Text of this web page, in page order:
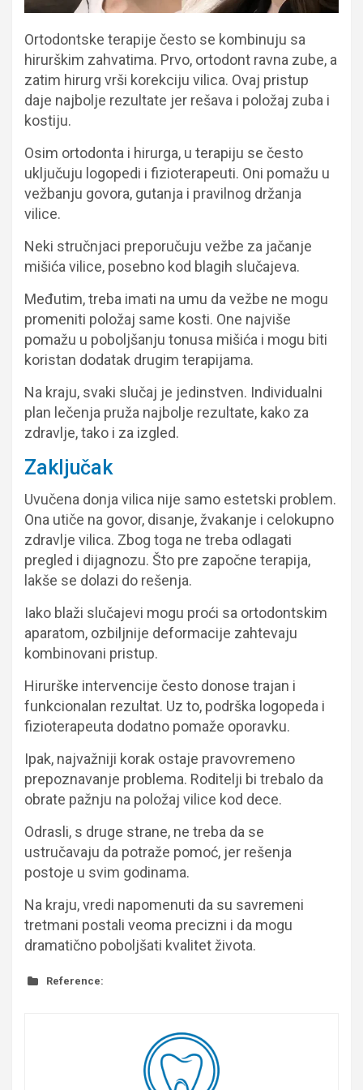
Ortodontske terapije često se kombinuju sa
hirurškim zahvatima. Prvo, ortodont ravna zube, a
zatim hirurg vrši korekciju vilica. Ovaj pristup
daje najbolje rezultate jer rešava i položaj zuba i
kostiju.
Osim ortodonta i hirurga, u terapiju se često
uključuju logopedi i fizioterapeuti. Oni pomažu u
vežbanju govora, gutanja i pravilnog držanja
vilice.
Neki stručnjaci preporučuju vežbe za jačanje
mišića vilice, posebno kod blagih slučajeva.
Međutim, treba imati na umu da vežbe ne mogu
promeniti položaj same kosti. One najviše
pomažu u poboljšanju tonusa mišića i mogu biti
koristan dodatak drugim terapijama.
Na kraju, svaki slučaj je jedinstven. Individualni
plan lečenja pruža najbolje rezultate, kako za
zdravlje, tako i za izgled.
Zaključak
Uvučena donja vilica nije samo estetski problem.
Ona utiče na govor, disanje, žvakanje i celokupno
zdravlje vilica. Zbog toga ne treba odlagati
pregled i dijagnozu. Što pre započne terapija,
lakše se dolazi do rešenja.
Iako blaži slučajevi mogu proći sa ortodontskim
aparatom, ozbiljnije deformacije zahtevaju
kombinovani pristup.
Hirurške intervencije često donose trajan i
funkcionalan rezultat. Uz to, podrška logopeda i
fizioterapeuta dodatno pomaže oporavku.
Ipak, najvažniji korak ostaje pravovremeno
prepoznavanje problema. Roditelji bi trebalo da
obrate pažnju na položaj vilice kod dece.
Odrasli, s druge strane, ne treba da se
ustručavaju da potraže pomoć, jer rešenja
postoje u svim godinama.
Na kraju, vredi napomenuti da su savremeni
tretmani postali veoma precizni i da mogu
dramatično poboljšati kvalitet života.
Reference: